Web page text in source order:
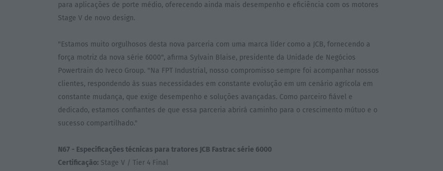
para aplicações de porte médio, oferecendo ainda mais desempenho e eficiência com os motores
Stage V de novo design.
"Estamos muito orgulhosos desta nova parceria com uma marca líder como a JCB, fornecendo a
força motriz da nova série 6000", afirma Sylvain Blaise, presidente da Unidade de Negócios
Powertrain do Iveco Group. "Na FPT Industrial, nosso compromisso sempre foi acompanhar nossos
clientes, respondendo às suas necessidades em constante evolução em um cenário agrícola em
constante mudança, que exige desempenho e soluções avançadas. Como parceiro fiável e
dedicado, estamos confiantes de que essa parceria abrirá caminho para o crescimento mútuo e o
sucesso compartilhado."
N67 - Especificações técnicas para tratores JCB Fastrac série 6000
Certificação: Stage V / Tier 4 Final